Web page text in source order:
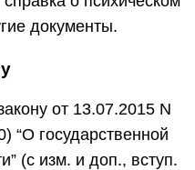
документы.
от 13.07.2015 N
“О государственной
(с изм. и доп., вступ.